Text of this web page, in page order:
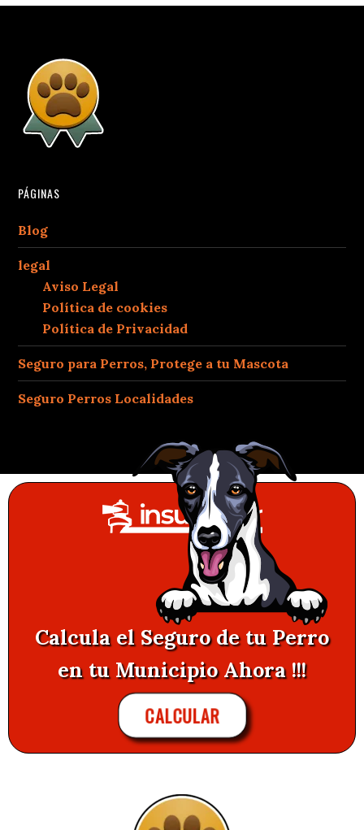
PÁGINAS
Blog
legal
Aviso Legal
Política de cookies
Política de Privacidad
Seguro para Perros, Protege a tu Mascota
Seguro Perros Localidades
Calcula el Seguro de tu Perro
en tu Municipio Ahora !!!
CALCULAR